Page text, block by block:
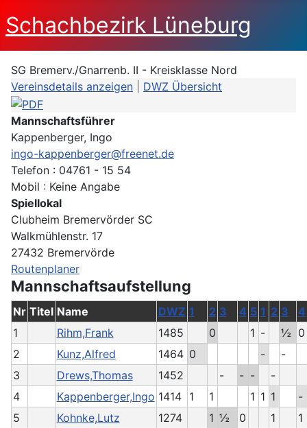
Schachbezirk Lüneburg
SG Bremerv./Gnarrenb. II - Kreisklasse Nord
Vereinsdetails anzeigen
DWZ Übersicht
Mannschaftsführer
Kappenberger, Ingo
ingo-kappenberger@freenet.de
Telefon : 04761 - 15 54
Mobil : Keine Angabe
Spiellokal
Clubheim Bremervörder SC
Walkmühlenstr. 17
27432 Bremervörde
Routenplaner
Mannschaftsaufstellung
Nr Titel Name DWZ 1 2 3 4 5 1 2 3
4
1
Rihm,Frank 1485 0 1 - ½ 0
2
Kunz,Alfred 1464 0 -
-
3
Drews,Thomas 1452 - - -
-
4
Kappenberger,Ingo 1414 1 1 1 1 1
-
5
Kohnke,Lutz 1274 1 ½ 0 1
1